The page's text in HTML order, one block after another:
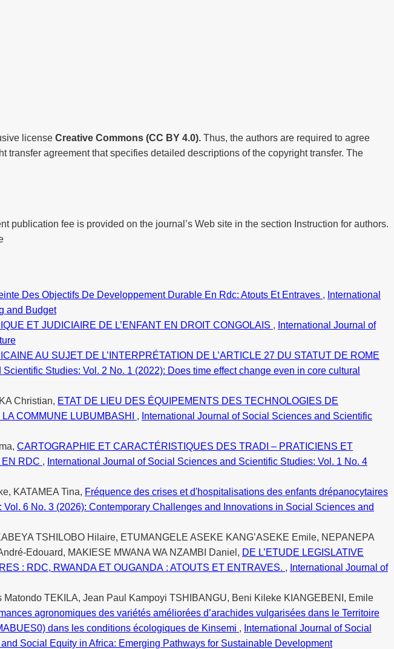
license Creative Commons (CC BY 4.0). Thus, the authors are required to agree
agreement that specifies detailed descriptions of the copyright transfer. The
fee is provided on the journal’s Web site in the section Instruction for authors.
Des Objectifs De Developpement Durable En Rdc: Atouts Et Entraves , International
and Budget
ET JUDICIAIRE DE L’ENFANT EN DROIT CONGOLAIS , International Journal of
AU SUJET DE L’INTERPRÉTATION DE L’ARTICLE 27 DU STATUT DE ROME
Studies: Vol. 2 No. 1 (2022): Does time effect change even in core cultural
Christian, ETAT DE LIEU DES ÉQUIPEMENTS DES TECHNOLOGIES DE
COMMUNE LUBUMBASHI , International Journal of Social Sciences and Scientific
CARTOGRAPHIE ET CARACTÉRISTIQUES DES TRADI – PRATICIENS ET
RDC , International Journal of Social Sciences and Scientific Studies: Vol. 1 No. 4
KATAMEA Tina, Fréquence des crises et d'hospitalisations des enfants drépanocytaires
6 No. 3 (2026): Contemporary Challenges and Innovations in Social Sciences and
TSHILOBO Hilaire, ETUMANGELE ASEKE KANG’ASEKE Emile, NEPANEPA
Edouard, MAKIESE MWANA WA NZAMBI Daniel, DE L’ETUDE LEGISLATIVE
: RDC, RWANDA ET OUGANDA : ATOUTS ET ENTRAVES. , International Journal of
TEKILA, Jean Paul Kampoyi TSHIBANGU, Beni Kileke KIANGEBENI, Emile
agronomiques des variétés améliorées d’arachides vulgarisées dans le Territoire
dans les conditions écologiques de Kinsemi , International Journal of Social
Social Equity in Africa: Emerging Pathways for Sustainable Development